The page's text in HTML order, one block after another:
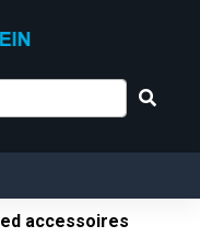
accessoires